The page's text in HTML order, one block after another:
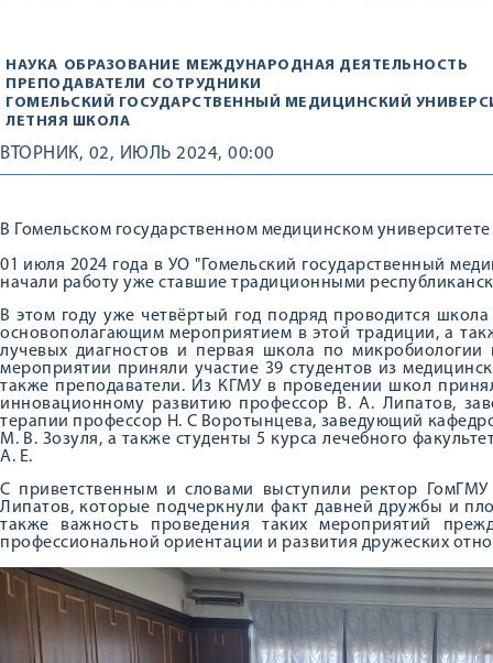
НАУКА ОБРАЗОВАНИЕ МЕЖДУНАРОДНАЯ ДЕЯТЕЛЬНОСТЬ
ПРЕПОДАВАТЕЛИ СОТРУДНИКИ
ГОМЕЛЬСКИЙ ГОСУДАРСТВЕННЫЙ МЕДИЦИНСКИЙ
ЛЕТНЯЯ ШКОЛА
ВТОРНИК, 02, ИЮЛЬ 2024, 00:00
В Гомельском государственном медицинском
01 июля 2024 года в УО "Гомельский государственный
начали работу уже ставшие традиционными
В этом году уже четвёртый год подряд проводится
основополагающим мероприятием в этой традиции, а
лучевых диагностов и первая школа по
мероприятии приняли участие 39 студентов из
также преподаватели. Из КГМУ в проведении школ
инновационному развитию профессор В. А. Липатов,
терапии профессор Н. С Воротынцева, заведующий
М. В. Зозуля, а также студенты 5 курса лечебного
А. Е.
С приветственным и словами выступили ректор
Липатов, которые подчеркнули факт давней дружбы и
также важность проведения таких мероприятий
профессиональной ориентации и развития дружеских